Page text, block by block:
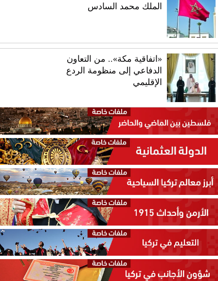
الملك محمد السادس
«اتفاقية مكة».. من التعاون
الدفاعي إلى منظومة الردع
الإقليمي